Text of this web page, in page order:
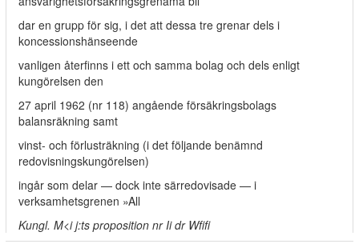
dar en grupp för sig, i det att dessa tre grenar dels i
koncessionshänseende
vanligen återfinns i ett och samma bolag och dels enligt
kungörelsen den
27 april 1962 (nr 118) angående försäkringsbolags
balansräkning samt
vinst- och förlusträkning (i det följande benämnd
redovisningskungörelsen)
ingår som delar — dock inte särredovisade — i
verksamhetsgrenen »All­
Kungl. M<i j:ts proposition nr Ii dr Wfifi